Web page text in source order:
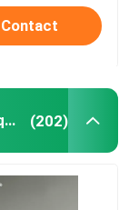
Contact
Incidence de glissement en céramique (202)